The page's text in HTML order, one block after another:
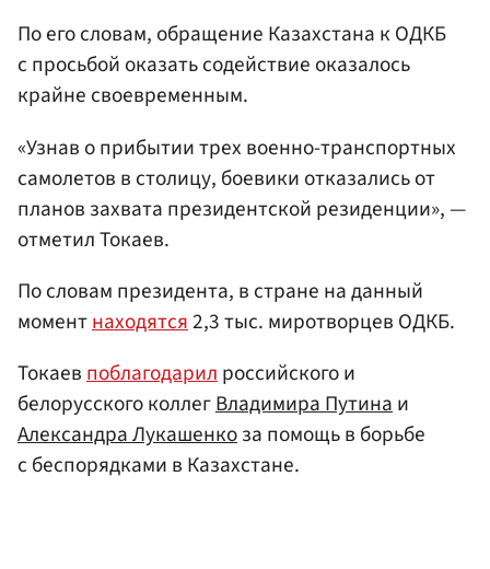
По его словам, обращение Казахстана к ОДКБ
с просьбой оказать содействие оказалось
крайне своевременным.
«Узнав о прибытии трех военно-транспортных
самолетов в столицу, боевики отказались от
планов захвата президентской резиденции», —
отметил Токаев.
По словам президента, в стране на данный
моментнаходятся2,3 тыс. миротворцев ОДКБ.
Токаевпоблагодарилроссийского и
белорусского коллегВладимира Путинаи
Александра Лукашенкоза помощь в борьбе
с беспорядками в Казахстане.